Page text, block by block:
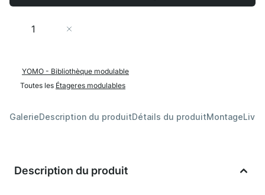
Quantité
YOMO - Bibliothèque modulable
Toutes les Étageres modulables
GalerieDescription du produitDétails du produitMontage
Description du produit